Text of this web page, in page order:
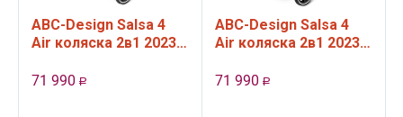
ABC-Design Salsa 4
Air коляска 2в1 2023,
71 990 Р
ABC-Design Salsa 4
Air коляска 2в1 2023,
71 990 Р